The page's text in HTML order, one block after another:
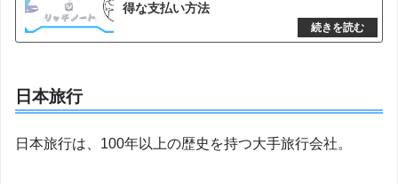
得な支払い方法
日本旅行
日本旅行は、100年以上の歴史を持つ大手旅行会社。